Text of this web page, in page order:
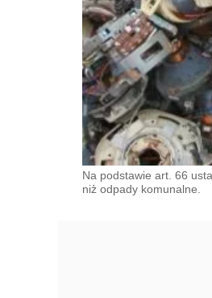
Na podstawie art. 66
niż̇ odpady komunalne.